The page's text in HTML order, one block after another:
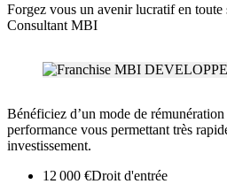
Forgez vous un avenir lucratif en toute
Consultant MBI
Bénéficiez d’un mode de
performance vous permettant très
investissement.
12 000 €Droit d'entrée